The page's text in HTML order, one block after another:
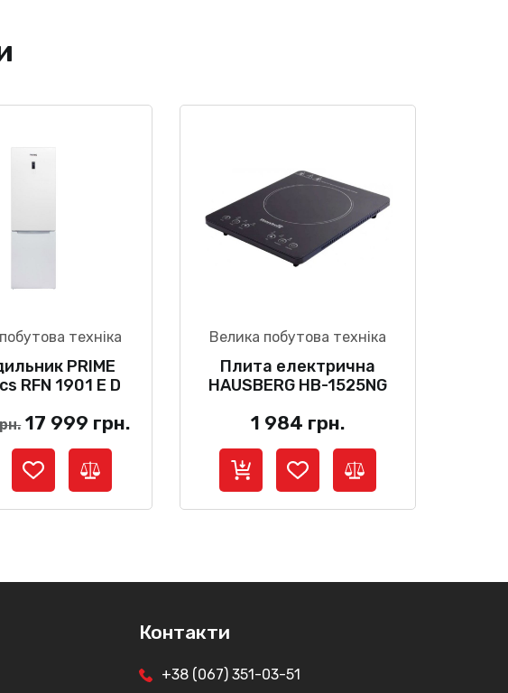
техніка
PRIME
RFN 1901 E D
Оригінальна
ціна:
23
999 грн..
17 999 грн.Поточна
999 грн..
Велика побутова техніка
Плита електрична
HAUSBERG HB-1525NG
1 984 грн.
Контакти
+38 (067) 351-03-51